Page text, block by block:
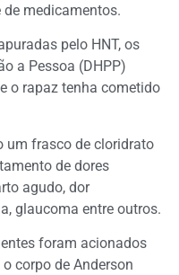
medicamentos.
pelo HNT, os
a Pessoa (DHPP)
o rapaz tenha cometido
um frasco de cloridrato
de dores
agudo, dor
glaucoma entre outros.
foram acionados
corpo de Anderson